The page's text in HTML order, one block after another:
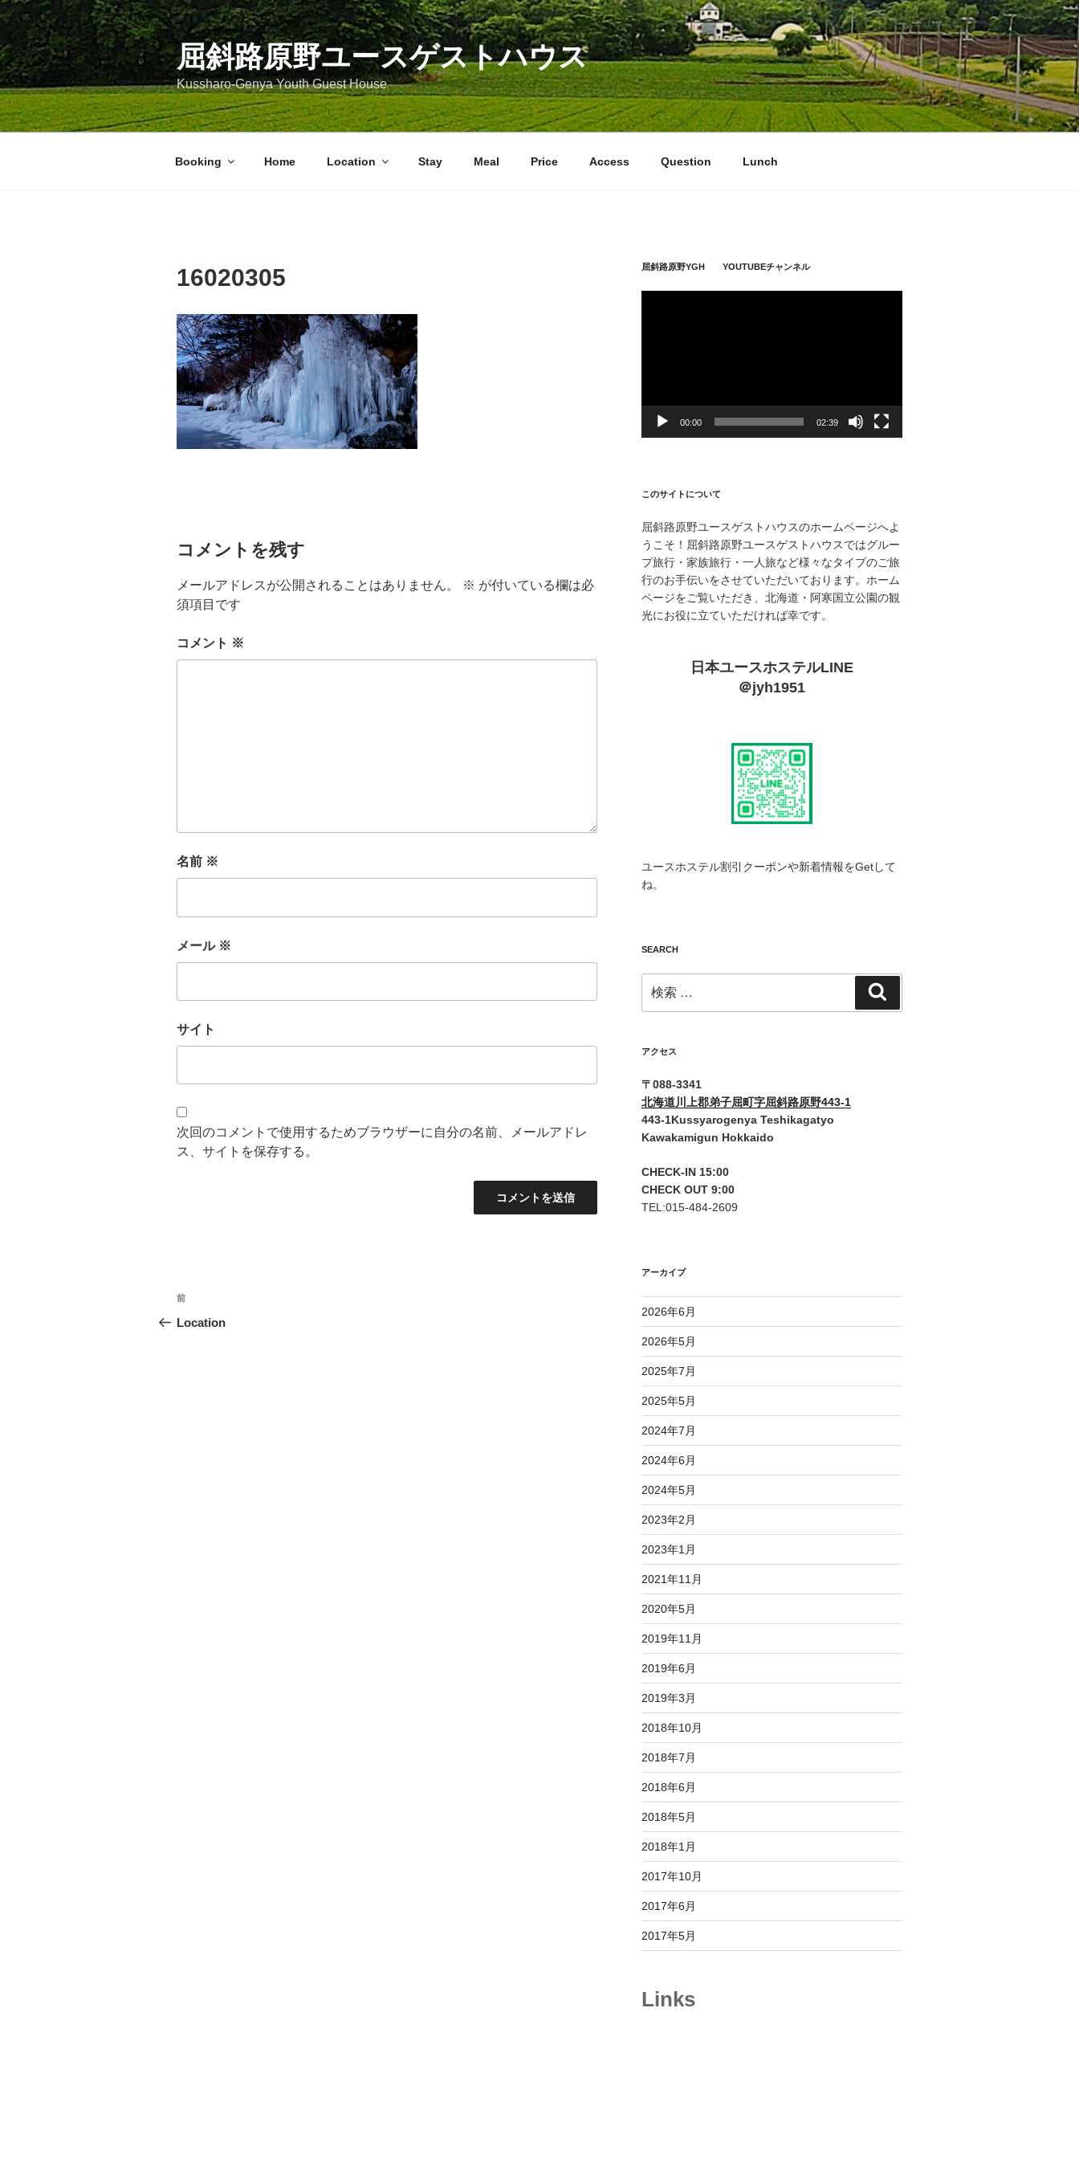
コ
テ
ン
ツ
へ
ス
屈斜路原野ユースゲストハウス
Kussharo-Genya Youth Guest House
Booking Home Location Stay Meal Price Access Question Lunch
16020305
コメントを残す
メールアドレスが公開されることはありません。 ※ が付いている欄は必
須項目です
コメント ※
名前 ※
メール ※
サイト
次回のコメントで使用するためブラウザーに自分の名前、メールアドレ
ス、サイトを保存する。
投
稿
過
去
前
Location
屈斜路原野YGH YOUTUBEチャンネル
ー
00:00 02:39
このサイトについて
屈斜路原野ユースゲストハウスのホームページへよ
うこそ！屈斜路原野ユースゲストハウスではグルー
プ旅行・家族旅行・一人旅など様々なタイプのご旅
行のお手伝いをさせていただいております。ホーム
ページをご覧いただき、北海道・阿寒国立公園の観
光にお役に立ていただければ幸です。
日本ユースホステルLINE
＠jyh1951
ユースホステル割引クーポンや新着情報をGetして
ね。
SEARCH
索:
索
アクセス
〒088-3341
北海道川上郡弟子屈町字屈斜路原野443-1
443-1Kussyarogenya Teshikagatyo
Kawakamigun Hokkaido
CHECK-IN 15:00
CHECK OUT 9:00
TEL:015-484-2609
アーカイブ
2026年6月
2026年5月
2025年7月
2025年5月
2024年7月
2024年6月
2024年5月
2023年2月
2023年1月
2021年11月
2020年5月
2019年11月
2019年6月
2019年3月
2018年10月
2018年7月
2018年6月
2018年5月
2018年1月
2017年10月
2017年6月
2017年5月
Links